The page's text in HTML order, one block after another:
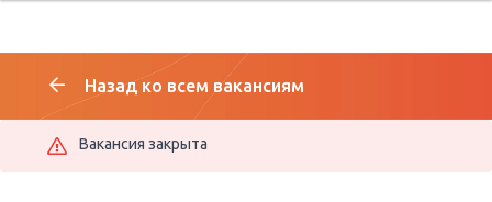
Назад ко всем вакансиям
Вакансия закрыта